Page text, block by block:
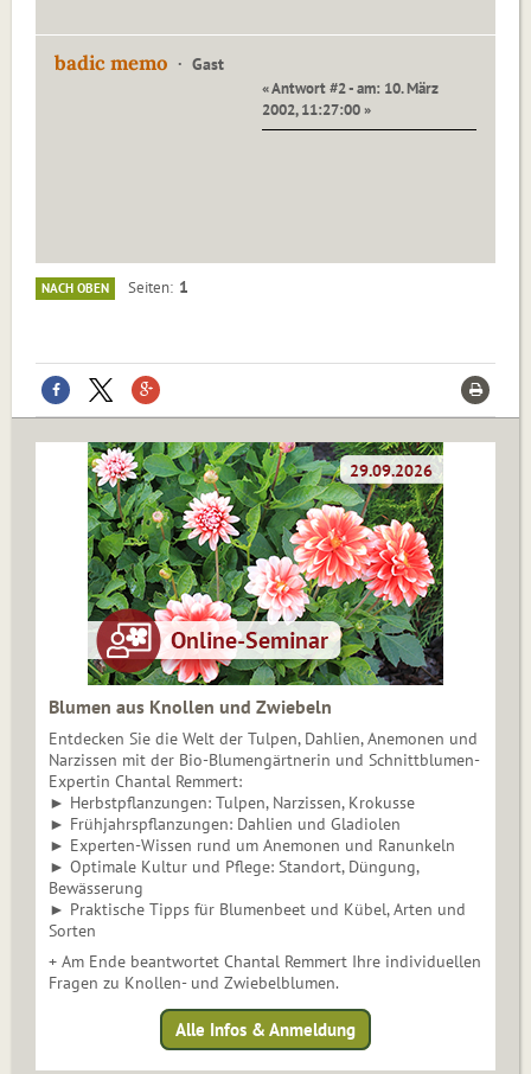
badic memo Gast
« Antwort #2 - am: 10. März
2002, 11:27:00 »
NACH OBEN Seiten 1
Blumen aus Knollen und Zwiebeln
Entdecken Sie die Welt der Tulpen, Dahlien, Anemonen und
Narzissen mit der Bio-Blumengärtnerin und Schnittblumen-
Expertin Chantal Remmert:
► Herbstpflanzungen: Tulpen, Narzissen, Krokusse
► Frühjahrspflanzungen: Dahlien und Gladiolen
► Experten-Wissen rund um Anemonen und Ranunkeln
► Optimale Kultur und Pflege: Standort, Düngung,
Bewässerung
► Praktische Tipps für Blumenbeet und Kübel, Arten und
Sorten
+ Am Ende beantwortet Chantal Remmert Ihre individuellen
Fragen zu Knollen- und Zwiebelblumen.
Alle Infos & Anmeldung